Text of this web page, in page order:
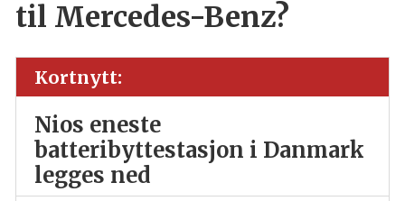
til Mercedes-Benz?
Kortnytt:
Nios eneste
batteribyttestasjon i Danmark
legges ned